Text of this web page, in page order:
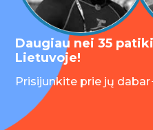
Daugiau nei 35
Lietuvoje!
Prisijunkite prie jų dabar